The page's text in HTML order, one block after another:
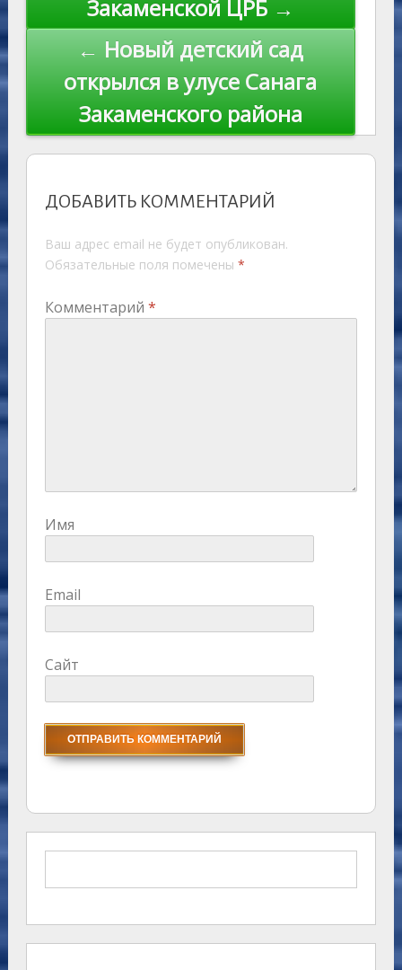
Закаменской ЦРБ →
← Новый детский сад
открылся в улусе Санага
Закаменского района
ДОБАВИТЬ КОММЕНТАРИЙ
Ваш адрес email не будет опубликован.
Обязательные поля помечены *
Комментарий *
Имя
Email
Сайт